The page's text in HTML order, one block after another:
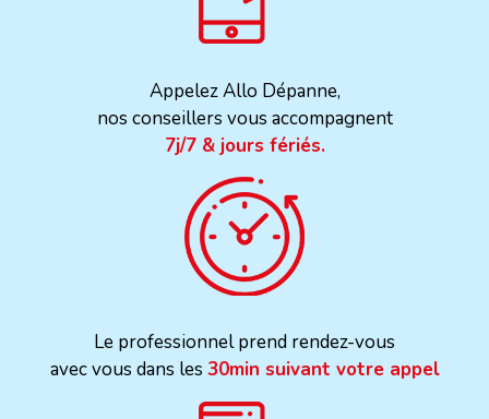
Appelez Allo Dépanne,
nos conseillers vous accompagnent
7j/7 & jours fériés.
Le professionnel prend rendez-vous
avec vous dans les 30min suivant votre appel